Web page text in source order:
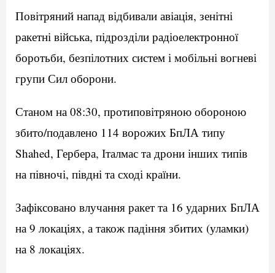
Повітряний напад відбивали авіація, зенітні
ракетні війська, підрозділи радіоелектронної
боротьби, безпілотних систем і мобільні вогневі
групи Сил оборони.
Станом на 08:30, протиповітряною обороною
збито/подавлено 114 ворожих БпЛА типу
Shahed, Гербера, Італмас та дрони інших типів
на півночі, півдні та сході країни.
Зафіксовано влучання ракет та 16 ударних БпЛА
на 9 локаціях, а також падіння збитих (уламки)
на 8 локаціях.